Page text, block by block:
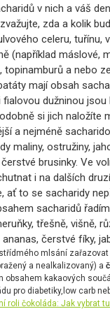
v nich a váš
zda a kolik
celeru, tuřínu,
(například máslové,
topinamburů a nebo
mají obsah
dužninou jsou
si jich naložíte
a nejméně
maliny, ostružiny,
brusinky. Ve
i na dalších
ať to se sacharidy
sacharidů
třešně, višně,
čerstvé fíky,
mlsání
a nealkalizovaný) a
obsahem kakaových
pro diabetiky,low carb
roli čokoláda: Jak vybrat